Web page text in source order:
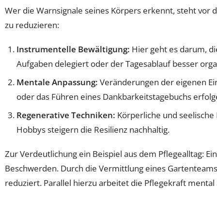
Wer die Warnsignale seines Körpers erkennt, steht vor
zu reduzieren:
Instrumentelle Bewältigung: Hier geht es darum,
Aufgaben delegiert oder der Tagesablauf besser
Mentale Anpassung: Veränderungen der eigenen
oder das Führen eines Dankbarkeitstagebuchs
Regenerative Techniken: Körperliche und
Hobbys steigern die Resilienz nachhaltig.
Zur Verdeutlichung ein Beispiel aus dem Pflegealltag:
Beschwerden. Durch die Vermittlung eines
reduziert. Parallel hierzu arbeitet die Pflegekraft